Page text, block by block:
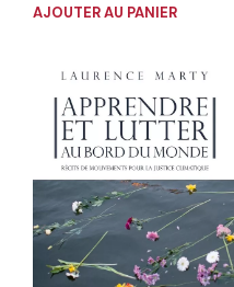
AJOUTER AU PANIER